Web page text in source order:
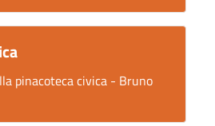
pinacoteca civica - Bruno